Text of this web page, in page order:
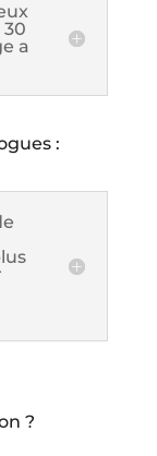
30
a
:
?